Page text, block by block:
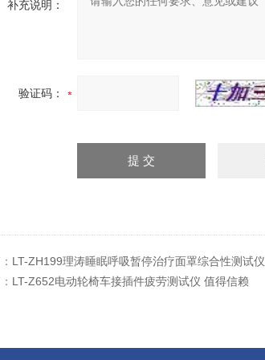
补充说明：
验证码：
LT-ZH199理涛睡眠呼吸暂停治疗面罩综合性测试仪
LT-Z652电动轮椅车接插件疲劳测试仪 值得信赖